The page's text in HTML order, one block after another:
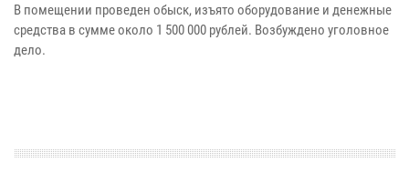
В помещении проведен обыск, изъято оборудование и денежные
средства в сумме около 1 500 000 рублей. Возбуждено уголовное
дело.